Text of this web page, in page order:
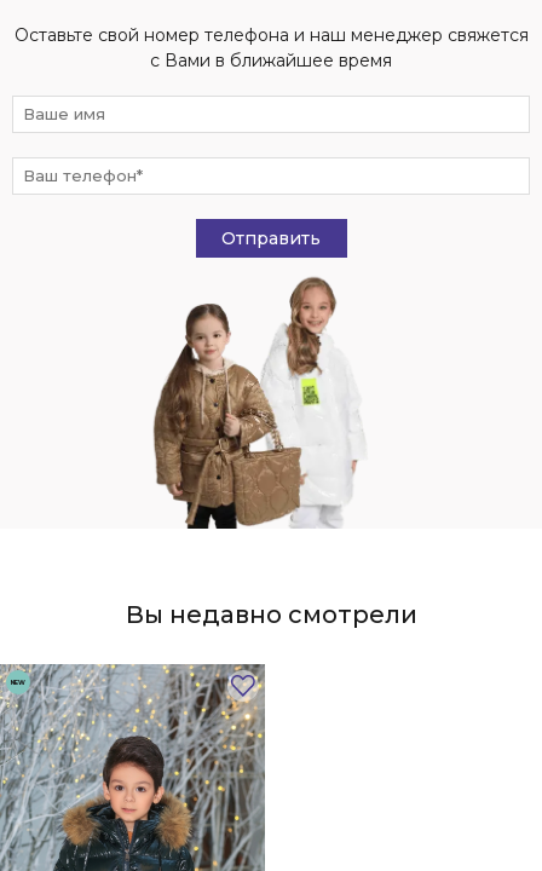
Оставьте свой номер телефона и наш менеджер свяжется
с Вами в ближайшее время
Отправить
Вы недавно смотрели
NEW